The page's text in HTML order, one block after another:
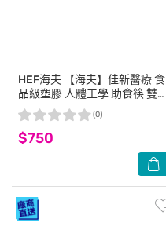
HEF海夫 【海夫】佳新醫療 食
品級塑膠 人體工學 助食筷 雙包
裝(JXAP-003)
$750
(0)